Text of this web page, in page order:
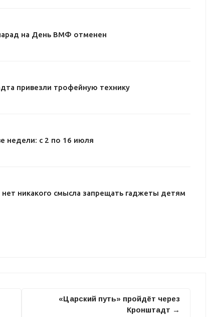
на День ВМФ отменен
привезли трофейную технику
недели: с 2 по 16 июля
никакого смысла запрещать гаджеты детям
«Царский путь» пройдёт через
Кронштадт →